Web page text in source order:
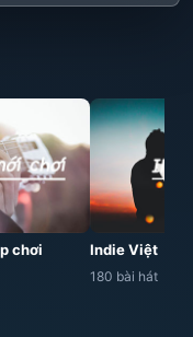
chơi Indie Việt
180 bài hát